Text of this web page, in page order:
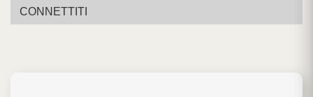
CONNETTITI